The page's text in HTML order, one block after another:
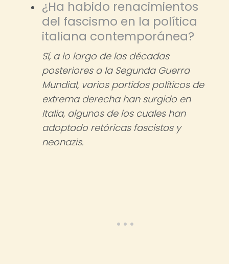
¿Ha habido renacimientos
del fascismo en la política
italiana contemporánea?
Sí, a lo largo de las décadas
posteriores a la Segunda Guerra
Mundial, varios partidos políticos de
extrema derecha han surgido en
Italia, algunos de los cuales han
adoptado retóricas fascistas y
neonazis.